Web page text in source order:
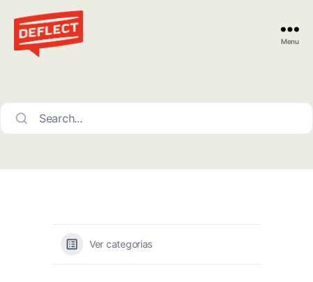
Menu
Search...
Ver categorias